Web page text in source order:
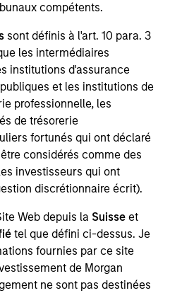
compétents.
sont définis à l'art. 10 para. 3
les intermédiaires
institutions d'assurance
et les institutions de
professionnelle, les
de trésorerie
fortunés qui ont déclaré
considérés comme des
investisseurs qui ont
discrétionnaire écrit).
Web depuis la Suisse et
tel que défini ci-dessus. Je
fournies par ce site
de Morgan
ne sont pas destinées
Strategyis designed to take
risk/return characteristics of
meaningful participation in
attempting to manage
income. The strategy
analysis with
research to help